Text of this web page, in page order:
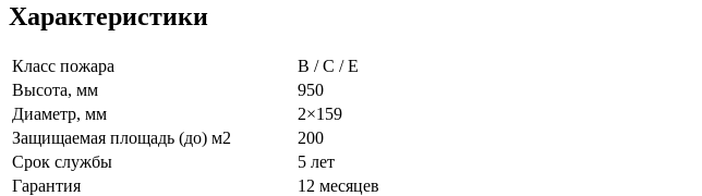
Характеристики
Класс пожара
B / C / E
Высота, мм
950
Диаметр, мм
2×159
Защищаемая площадь (до) м2
200
Срок службы
5 лет
Гарантия
12 месяцев